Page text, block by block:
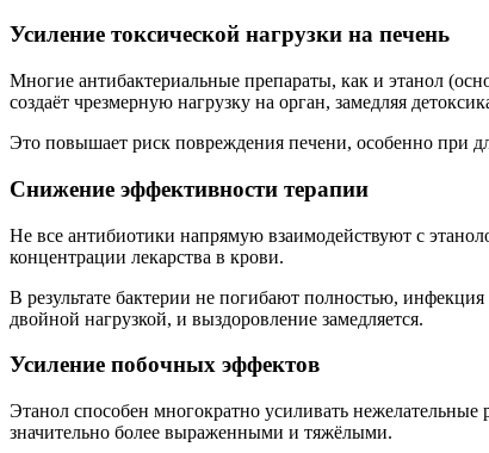
Усиление токсической нагрузки на печень
Многие антибактериальные препараты, как и этанол
создаёт чрезмерную нагрузку на орган, замедляя
Это повышает риск повреждения печени, особенно при
Снижение эффективности терапии
Не все антибиотики напрямую взаимодействуют с
концентрации лекарства в крови.
В результате бактерии не погибают полностью,
двойной нагрузкой, и выздоровление замедляется.
Усиление побочных эффектов
Этанол способен многократно усиливать
значительно более выраженными и тяжёлыми.